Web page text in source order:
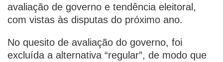
avaliação de governo e tendência eleitoral,
com vistas às disputas do próximo ano.
No quesito de avaliação do governo, foi
excluída a alternativa “regular”, de modo que